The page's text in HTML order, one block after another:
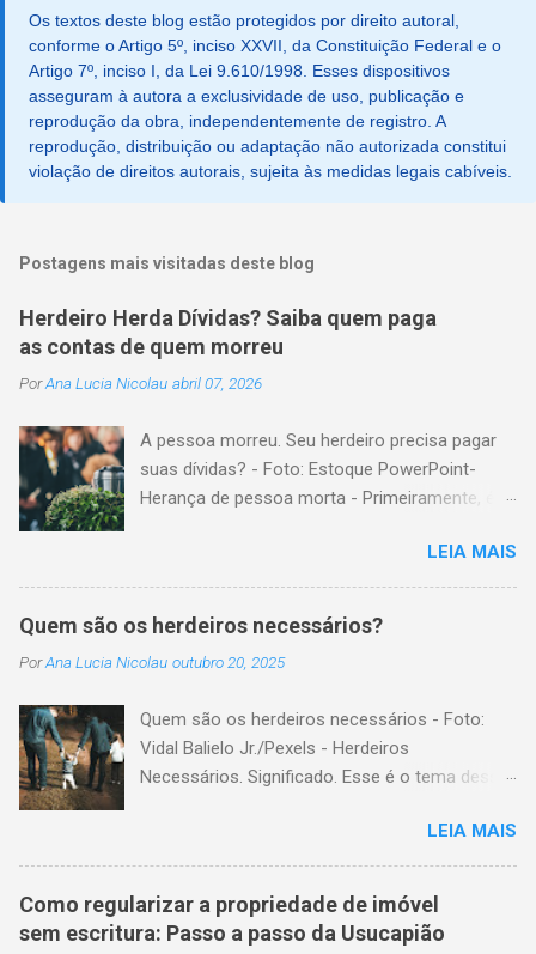
r
u
m
c
m
e
n
i
Os textos deste blog estão protegidos por direito autoral,
conforme o Artigo 5º, inciso XXVII, da Constituição Federal e o
Artigo 7º, inciso I, da Lei 9.610/1998. Esses dispositivos
asseguram à autora a exclusividade de uso, publicação e
reprodução da obra, independentemente de registro. A
reprodução, distribuição ou adaptação não autorizada constitui
violação de direitos autorais, sujeita às medidas legais cabíveis.
Postagens mais visitadas deste blog
Herdeiro Herda Dívidas? Saiba quem paga
as contas de quem morreu
PorAna Lucia Nicolau abril 07, 2026
A pessoa morreu. Seu herdeiro precisa pagar
suas dívidas? - Foto: Estoque PowerPoint-
Herança de pessoa morta - Primeiramente, é
formado pelos elementos, para transmissão
aos sucessores. Esses elementos são: A)
positivos; ou seja, com importância monetária,
negativos; ou seja, obrigações não cumpridas,
isso, tem cabimento a conclusão de que, quem
herda crédito, também, herda débito. A
transmissão, do patrimônio da pessoa falecida
legítima ou testamentária. A sucessão legítima
é a prevista em lei, para a transmissão do
patrimônio, da pessoa falecida que não fez
testamento. A sucessão testamentária visa
LEIA MAIS
Quem são os herdeiros necessários?
PorAna Lucia Nicolau outubro 20, 2025
Quem são os herdeiros necessários - Foto:
Vidal Balielo Jr./Pexels - Herdeiros
Necessários. Significado. Esse é o tema dessa
necessários? Herdeiros necessários são todas
as pessoas com certo direito de receber parte
de uma herança, mesmo na existência de
testamento . Nesse sentido, o nosso Código
LEIA MAIS
Como regularizar a propriedade de imóvel
sem escritura: Passo a passo da Usucapião